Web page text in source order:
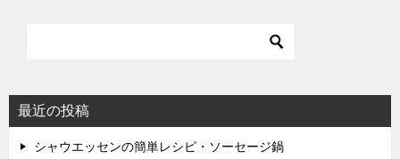
最近の投稿
シャウエッセンの簡単レシピ・ソーセージ鍋